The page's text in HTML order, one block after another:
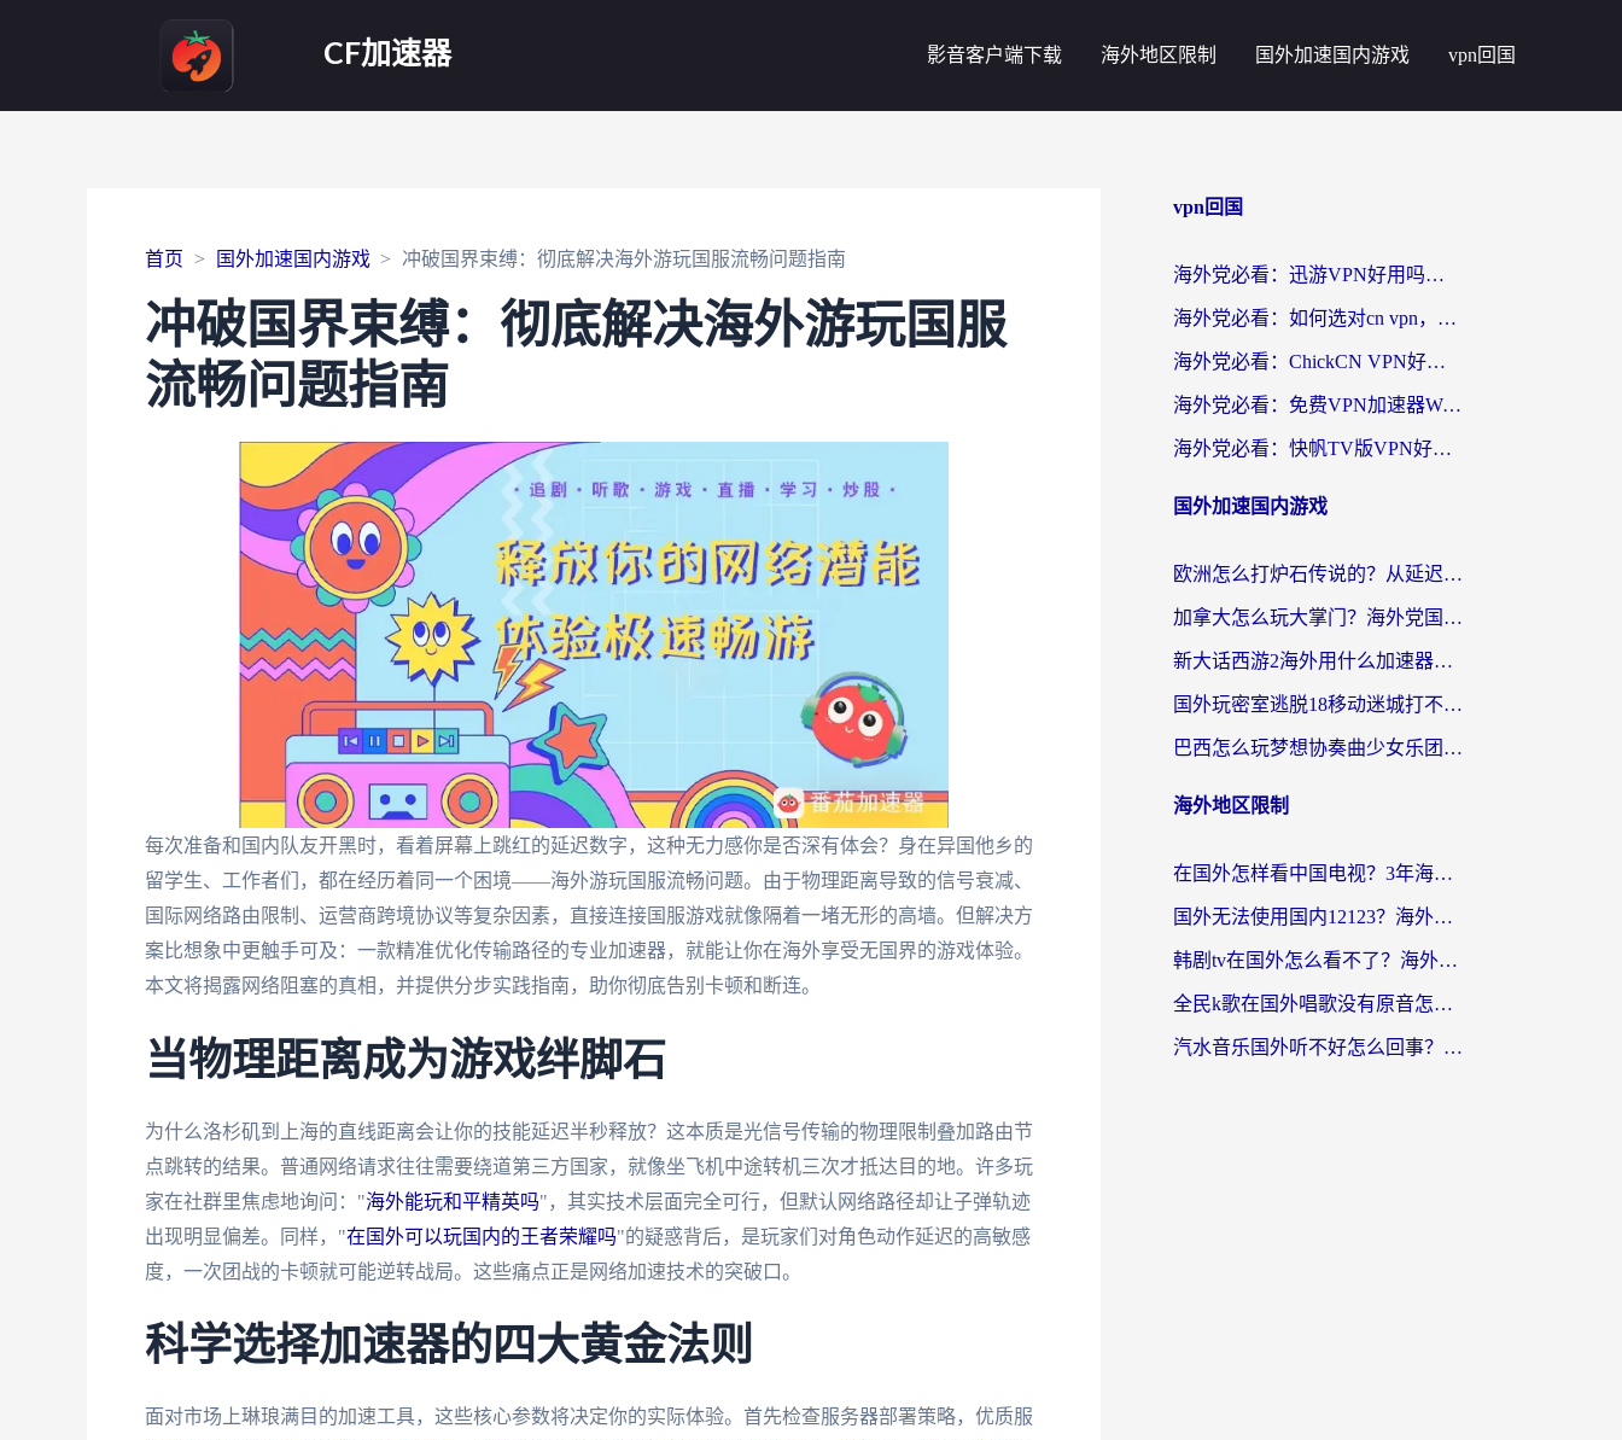
CF加速器 影音客户端下载 海外地区限制 国外加速国内游戏 vpn回国
首页 国外加速国内游戏 冲破国界束缚：彻底解决海外游玩国服流畅问题指南
冲破国界束缚：彻底解决海外游玩国服
流畅问题指南
每次准备和国内队友开黑时，看着屏幕上跳红的延迟数字，这种无力感你是否深有体会？身在异国他乡的
留学生、工作者们，都在经历着同一个困境——海外游玩国服流畅问题。由于物理距离导致的信号衰减、
国际网络路由限制、运营商跨境协议等复杂因素，直接连接国服游戏就像隔着一堵无形的高墙。但解决方
案比想象中更触手可及：一款精准优化传输路径的专业加速器，就能让你在海外享受无国界的游戏体验。
本文将揭露网络阻塞的真相，并提供分步实践指南，助你彻底告别卡顿和断连。
当物理距离成为游戏绊脚石
为什么洛杉矶到上海的直线距离会让你的技能延迟半秒释放？这本质是光信号传输的物理限制叠加路由节
点跳转的结果。普通网络请求往往需要绕道第三方国家，就像坐飞机中途转机三次才抵达目的地。许多玩
家在社群里焦虑地询问："海外能玩和平精英吗"，其实技术层面完全可行，但默认网络路径却让子弹轨迹
出现明显偏差。同样，"在国外可以玩国内的王者荣耀吗"的疑惑背后，是玩家们对角色动作延迟的高敏感
度，一次团战的卡顿就可能逆转战局。这些痛点正是网络加速技术的突破口。
科学选择加速器的四大黄金法则
面对市场上琳琅满目的加速工具，这些核心参数将决定你的实际体验。首先检查服务器部署策略，优质服
vpn回国
海外党必看：迅游VPN好用吗？和番茄加速器VPN对比哪个回国效果更好？
海外党必看：如何选对cn vpn，轻松解锁国内影音游戏？
海外党必看：ChickCN VPN好用吗？和星河VPN对比哪个回国效果更好？附真实体验+避坑指南
海外党必看：免费VPN加速器Windows版怎么选？附真实测评与无缝访问国内资源指南
海外党必看：快帆TV版VPN好用吗？和hi龟龟VPN对比哪个回国效果更好？附免费加速器选择指南
国外加速国内游戏
欧洲怎么打炉石传说的？从延迟999到丝滑上分，我找到了靠谱加速器
加拿大怎么玩大掌门？海外党国服游戏加速避坑指南（附实用工具推荐）
新大话西游2海外用什么加速器登录？老玩家亲测有效的国服游戏加速指南
国外玩密室逃脱18移动迷城打不开怎么办？海外玩家亲测有效的解决指南
巴西怎么玩梦想协奏曲少女乐团派对？海外党必看的国服游戏加速全攻略（附波兰天涯明月刀实用技巧）
海外地区限制
在国外怎样看中国电视？3年海外党亲测有效的追剧加速器指南
国外无法使用国内12123？海外华人必看：选对回国加速器，解决迪拜语音+12123访问难题
韩剧tv在国外怎么看不了？海外党追剧自由的终极解决方案来了
全民k歌在国外唱歌没有原音怎么办？别让地域限制毁了你的麦霸时刻
汽水音乐国外听不好怎么回事？海外党亲测有效的回国加速方案来了